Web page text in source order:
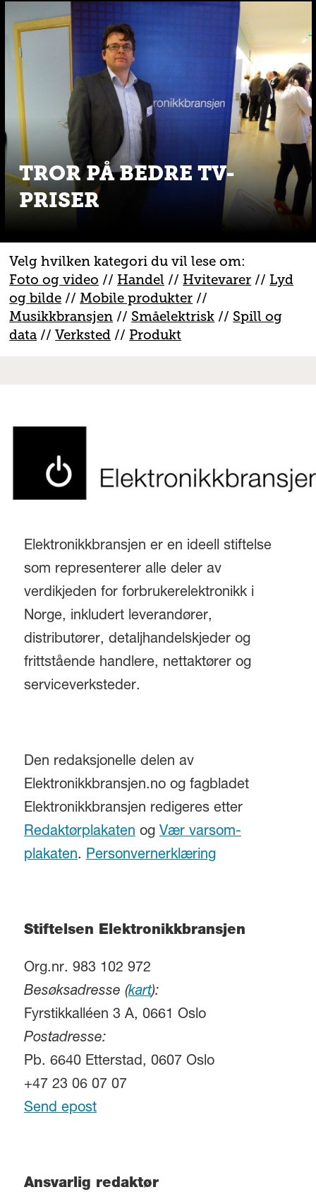
TROR PÅ BEDRE TV-
PRISER
Velg hvilken kategori du vil lese om:
Foto og video // Handel // Hvitevarer // Lyd
og bilde //Mobile produkter //
Musikkbransjen // Småelektrisk // Spill og
data //Verksted // Produkt
Elektronikkbransjen er en ideell stiftelse
som representerer alle deler av
verdikjeden for forbrukerelektronikk i
Norge, inkludert leverandører,
distributører, detaljhandelskjeder og
frittstående handlere, nettaktører og
serviceverksteder.
Den redaksjonelle delen av
Elektronikkbransjen.no og fagbladet
Elektronikkbransjen redigeres etter
Redaktørplakatenog Vær varsom-
plakaten. Personvernerklæring
Stiftelsen Elektronikkbransjen
Org.nr. 983 102 972
Besøksadresse (kart):
Fyrstikkalléen 3 A, 0661 Oslo
Postadresse:
Pb. 6640 Etterstad, 0607 Oslo
+47 23 06 07 07
Send epost
Ansvarlig redaktør